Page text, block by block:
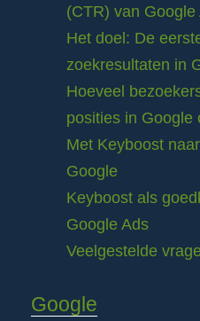
(CTR) van Google
Het doel: De
zoekresultaten in
Hoeveel
posities in Google
Met Keyboost
Google
Keyboost als
Google Ads
Veelgestelde
Google